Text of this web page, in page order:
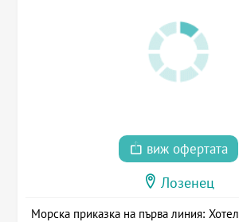
виж офертата
Лозенец
Морска приказка на първа линия: